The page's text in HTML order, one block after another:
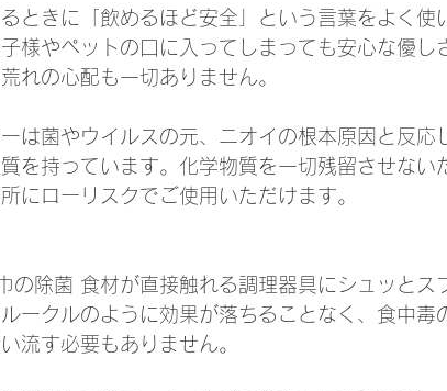
ときに「飲めるほど安全」という言葉をよく使
様やペットの口に入ってしまっても安心な優し
れの心配も一切ありません。
は菌やウイルスの元、ニオイの根本原因と反応
を持っています。化学物質を一切残留させない
にローリスクでご使用いただけます。
除菌 食材が直接触れる調理器具にシュッとス
ークルのように効果が落ちることなく、食中毒
流す必要もありません。